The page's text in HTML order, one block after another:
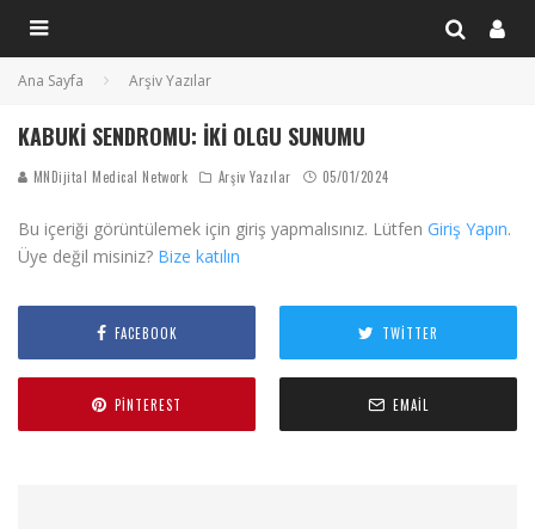
Ana Sayfa Arşiv Yazılar
KABUKI SENDROMU: İKI OLGU SUNUMU
MNDijital Medical Network Arşiv Yazılar 05/01/2024
Bu içeriği görüntülemek için giriş yapmalısınız. Lütfen Giriş Yapın.
Üye değil misiniz? Bize katılın
FACEBOOK TWITTER
PINTEREST EMAIL